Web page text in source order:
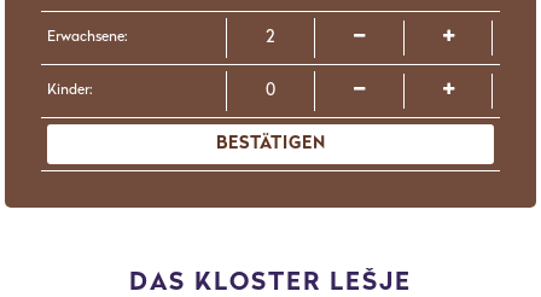
Erwachsene:
Kinder:
BESTÄTIGEN
DAS KLOSTER LEŠJE